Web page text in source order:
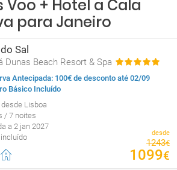
Voo + Hotel a Cala
para Janeiro
Sal
Dunas Beach Resort & Spa
Antecipada: 100€ de desconto até 02/09
Básico Incluído
Lisboa
/ 7 noites
a 2 jan 2027
desde
1243€
1099€